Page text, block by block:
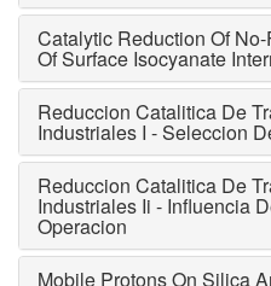
Catalytic Reduction Of
Of Surface Isocyanate
Reduccion Catalitica De
Industriales I - Seleccion
Reduccion Catalitica De
Industriales Ii - Influencia
Operacion
Mobile Protons On Silica